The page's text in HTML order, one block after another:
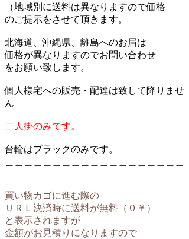
（地域別に送料は異なりますので価格
のご提示をさせて頂きます。
北海道、沖縄県、離島へのお届は
価格が異なりますのでお問い合わせ
をお願い致します。
個人様宅への販売・配達は致して降りませ
ん
二人掛のみです。
台輪はブラックのみです。
買い物カゴに進む際の
ＵＲＬ決済時に送料が無料（０￥）
と表示されますが
金額がお見積りになりますので